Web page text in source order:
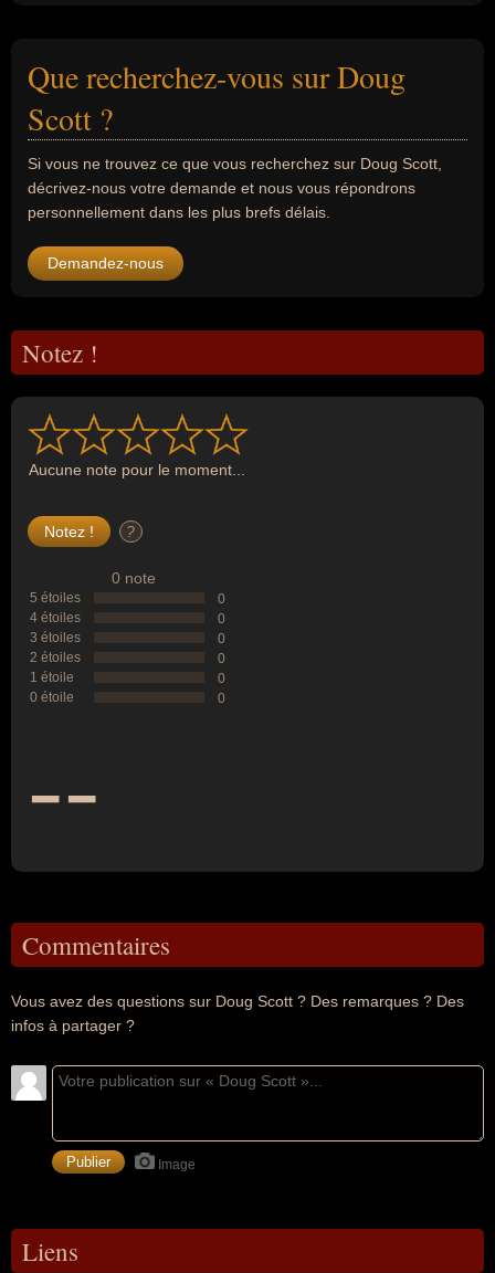
Que recherchez-vous sur Doug
Scott ?
Si vous ne trouvez ce que vous recherchez sur Doug Scott,
décrivez-nous votre demande et nous vous répondrons
personnellement dans les plus brefs délais.
Demandez-nous
Notez !
Aucune note pour le moment...
?
0 note
5 étoiles
0
4 étoiles
0
3 étoiles
0
2 étoiles
0
1 étoile
0
0 étoile
0
--
Commentaires
Vous avez des questions sur Doug Scott ? Des remarques ? Des
infos à partager ?
Image
Liens